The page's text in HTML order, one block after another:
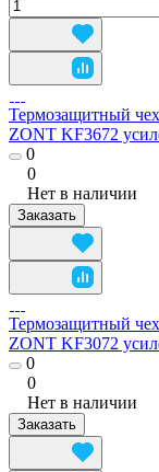
Термозащитный
ZONT KF3672
0
0
Нет в наличии
Заказать
Термозащитный
ZONT KF3072
0
0
Нет в наличии
Заказать